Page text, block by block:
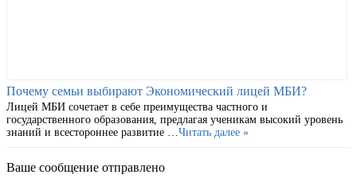
Почему семьи выбирают Экономический лицей МБИ?
Лицей МБИ сочетает в себе преимущества частного и
государственного образования, предлагая ученикам высокий уровень
знаний и всестороннее развитие … Читать далее »
Ваше сообщение отправлено